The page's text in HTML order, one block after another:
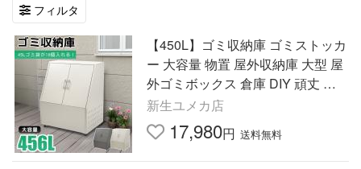
フィルタ
【450L】ゴミ収納庫 ゴミストッカ
ー 大容量 物置 屋外収納庫 大型 屋
外ゴミボックス 倉庫 DIY 頑丈 ボ
ンデ鋼板 ごみ収納庫 88*60*108.5
新生ユメカ店
17,980円 送料無料